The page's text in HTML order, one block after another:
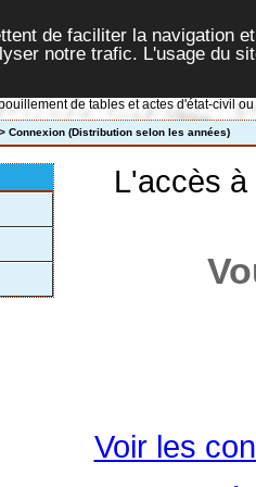
de faciliter la navigation
notre trafic. L'usage du
de tables et actes d'état-civil
> Connexion (Distribution selon les années)
L'accès
Voir les